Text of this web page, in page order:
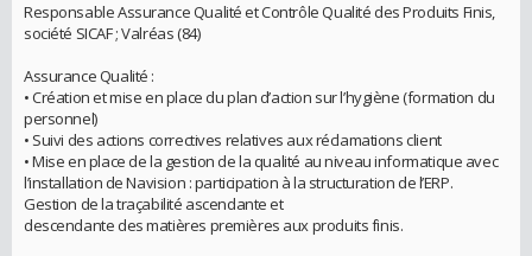
Responsable Assurance Qualité et Contrôle Qualité des Produits Finis,
société SICAF ; Valréas (84)
Assurance Qualité :
• Création et mise en place du plan d’action sur l’hygiène (formation du
personnel)
• Suivi des actions correctives relatives aux réclamations client
• Mise en place de la gestion de la qualité au niveau informatique avec
l’installation de Navision : participation à la structuration de l’ERP.
Gestion de la traçabilité ascendante et
descendante des matières premières aux produits finis.